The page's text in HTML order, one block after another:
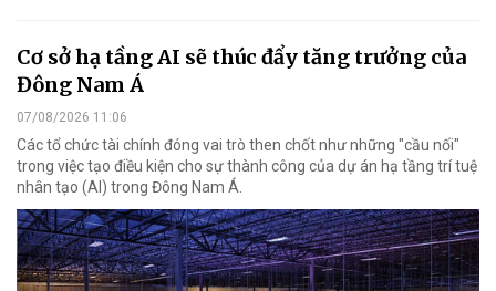
Cơ sở hạ tầng AI sẽ thúc đẩy tăng trưởng của
Đông Nam Á
07/08/2026 11:06
Các tổ chức tài chính đóng vai trò then chốt như những "cầu nối"
trong việc tạo điều kiện cho sự thành công của dự án hạ tầng trí tuệ
nhân tạo (AI) trong Đông Nam Á.